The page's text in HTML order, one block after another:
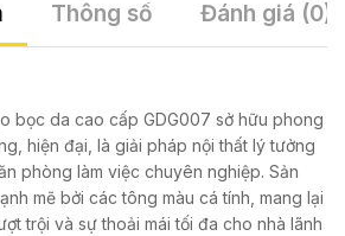
Thông số Đánh giá (0)
bọc da cao cấp GDG007 sở hữu phong
hiện đại, là giải pháp nội thất lý tưởng
phòng làm việc chuyên nghiệp. Sản
mẽ bởi các tông màu cá tính, mang lại
trội và sự thoải mái tối đa cho nhà lãnh